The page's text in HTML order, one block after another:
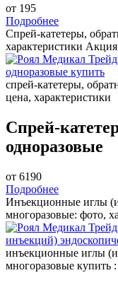
от 195
Подробнее
Спрей-катетеры,
характеристики Акция
спрей-катетеры,
цена, характеристики
Спрей-
одноразовые
от 6190
Подробнее
Инъекционные иглы
многоразовые: фото,
инъекционные иглы
многоразовые купить